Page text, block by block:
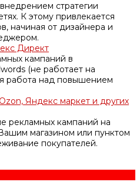
стратегии
К этому привлекается
начиная от дизайнера и
Директ
кампаний в
(не работает на
работа над повышением
Яндекс маркет и других
рекламных кампаний на
магазином или пунктом
покупателей.